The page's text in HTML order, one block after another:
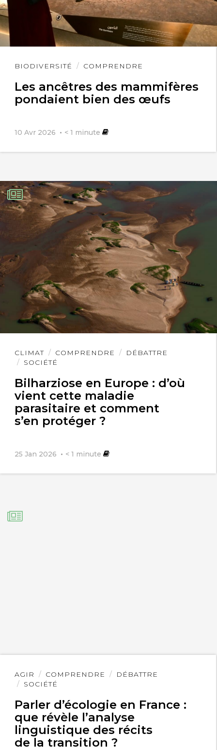
BIODIVERSITÉ COMPRENDRE
Les ancêtres des mammifères
pondaient bien des œufs
10 Avr 2026 < 1 minute
Lire
CLIMAT COMPRENDRE
DÉBATTRE
SOCIÉTÉ
Bilharziose en Europe : d’où
vient cette maladie
parasitaire et comment
s’en protéger ?
25 Jan 2026 < 1 minute
Lire
l'article
AGIR COMPRENDRE
DÉBATTRE
SOCIÉTÉ
Parler d’écologie en France :
que révèle l’analyse
linguistique des récits
de la transition ?
Lire
l'article